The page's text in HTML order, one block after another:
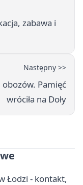
zabawa i
Następny >>
obozów. Pamięć
wróciła na Doły
Łodzi - kontakt,